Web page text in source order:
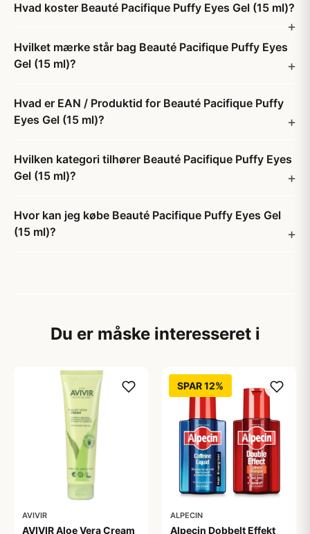
Hvad koster Beauté Pacifique Puffy Eyes Gel (15 ml)?
Hvilket mærke står bag Beauté Pacifique Puffy Eyes
Gel (15 ml)?
Hvad er EAN / Produktid for Beauté Pacifique Puffy
Eyes Gel (15 ml)?
Hvilken kategori tilhører Beauté Pacifique Puffy Eyes
Gel (15 ml)?
Hvor kan jeg købe Beauté Pacifique Puffy Eyes Gel
(15 ml)?
Du er måske interesseret i
AVIVIR
AVIVIR Aloe Vera Cream
SPAR 12%
ALPECIN
Alpecin Dobbelt Effekt